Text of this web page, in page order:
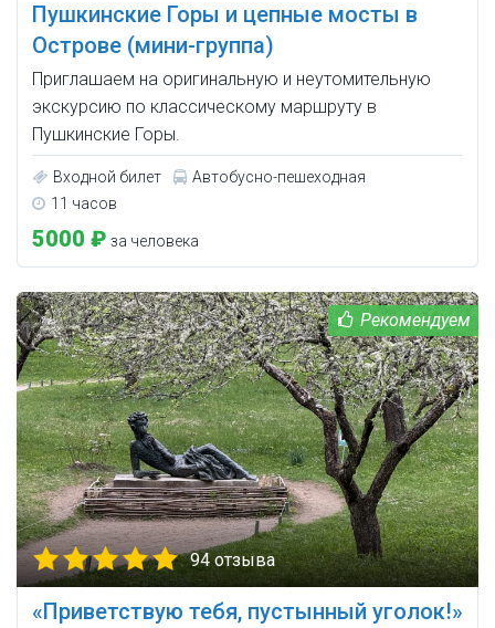
Пушкинские Горы и цепные мосты в
Острове (мини-группа)
Приглашаем на оригинальную и неутомительную
экскурсию по классическому маршруту в
Пушкинские Горы.
Входной билет
Автобусно-пешеходная
11 часов
5000 ₽ за человека
94 отзыва
«Приветствую тебя, пустынный уголок!»